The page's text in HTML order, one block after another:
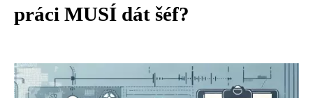
práci MUSÍ dát šéf?